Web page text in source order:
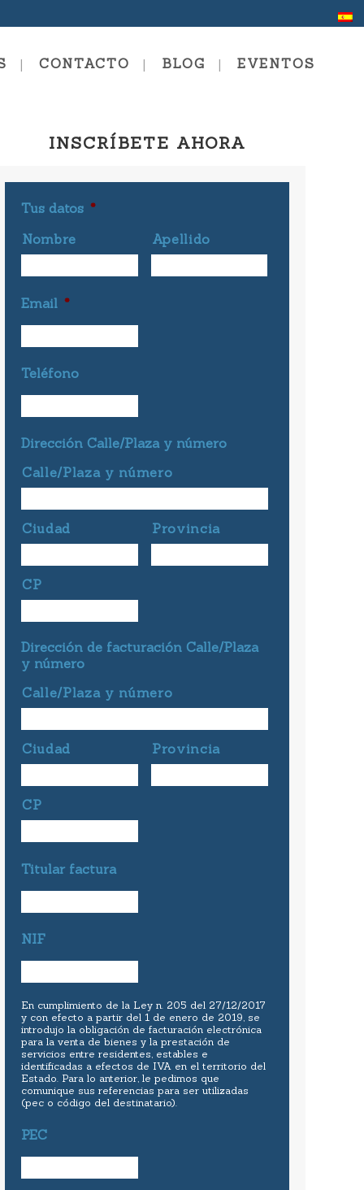
En Comunicación Y
Personal Y Profesional
CONTACTO BLOG EVENTOS
INSCRÍBETE AHORA
Tus datos *
Nombre
Apellido
Email *
Teléfono
Dirección Calle/Plaza y número
Calle/Plaza y número
Ciudad Provincia
CP
Dirección de facturación Calle/Plaza
y número
Calle/Plaza y número
Ciudad Provincia
CP
Titular factura
NIF
En cumplimiento de la Ley n. 205 del 27/12/2017
y con efecto a partir del 1 de enero de 2019, se
introdujo la obligación de facturación electrónica
para la venta de bienes y la prestación de
servicios entre residentes, estables e
identificadas a efectos de IVA en el territorio del
Estado. Para lo anterior, le pedimos que
comunique sus referencias para ser utilizadas
(pec o código del destinatario).
PEC